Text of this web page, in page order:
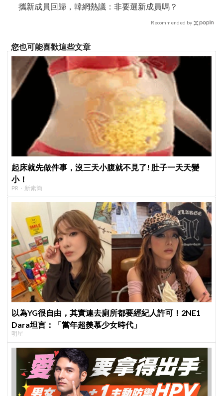
攜新成員回歸，韓網熱議：非要選新成員嗎？
Recommended by
您也可能喜歡這些文章
起床就先做件事，沒三天小腹就不見了! 肚子一天天變
小！
PR・新素簡
以為YG很自由，其實連去廁所都要經紀人許可！2NE1
Dara坦言：「當年超羨慕少女時代」
明星